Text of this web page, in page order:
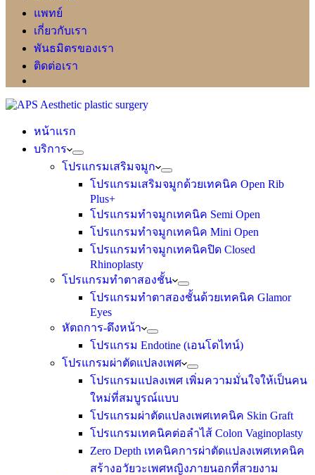
แพทย์
เกี่ยวกับเรา
พันธมิตรของเรา
ติดต่อเรา
หน้าแรก
บริการ
โปรแกรมเสริมจมูก
โปรแกรมเสริมจมูกด้วยเทคนิค Open Rib
Plus+
โปรแกรมทำจมูกเทคนิค Semi Open
โปรแกรมทำจมูกเทคนิค Mini Open
โปรแกรมทำจมูกเทคนิคปิด Closed
Rhinoplasty
โปรแกรมทำตาสองชั้น
โปรแกรมทำตาสองชั้นด้วยเทคนิค Glamor
Eyes
หัตถการ-ดึงหน้า
โปรแกรม Endotine (เอนโดไทน์)
โปรแกรมผ่าตัดแปลงเพศ
โปรแกรมแปลงเพศ เพิ่มความมั่นใจให้เป็นคน
ใหม่ที่สมบูรณ์แบบ
โปรแกรมผ่าตัดแปลงเพศเทคนิค Skin Graft
โปรแกรมเทคนิคต่อลำไส้ Colon Vaginoplasty
Zero Depth เทคนิคการผ่าตัดแปลงเพศเทคนิค
สร้างอวัยวะเพศหญิงภายนอกที่สวยงาม